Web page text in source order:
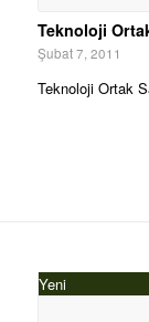
Teknoloji
Şubat 7, 2011
Teknoloji Ortak
Yeni